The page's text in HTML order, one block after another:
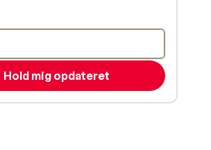
Hold mig opdateret